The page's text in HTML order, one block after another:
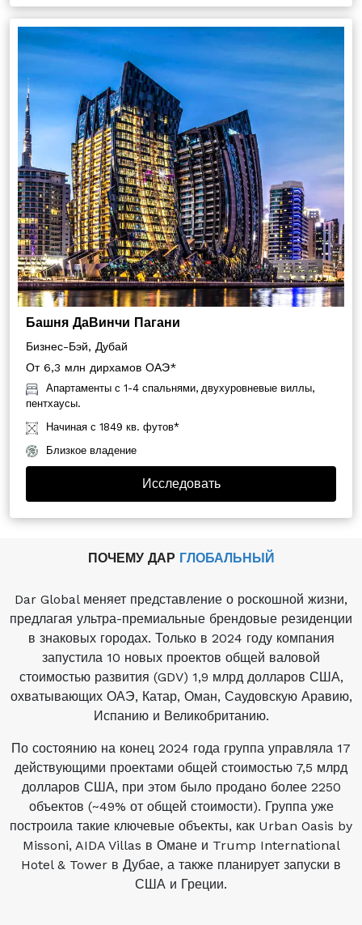
Башня ДаВинчи Пагани
Бизнес-Бэй, Дубай
От 6,3 млн дирхамов ОАЭ*
Апартаменты с 1-4 спальнями, двухуровневые виллы,
пентхаусы.
Начиная с 1849 кв. футов*
Близкое владение
Исследовать
ПОЧЕМУ ДАР ГЛОБАЛЬНЫЙ
Dar Global меняет представление о роскошной жизни,
предлагая ультра-премиальные брендовые резиденции
в знаковых городах. Только в 2024 году компания
запустила 10 новых проектов общей валовой
стоимостью развития (GDV) 1,9 млрд долларов США,
охватывающих ОАЭ, Катар, Оман, Саудовскую Аравию,
Испанию и Великобританию.
По состоянию на конец 2024 года группа управляла 17
действующими проектами общей стоимостью 7,5 млрд
долларов США, при этом было продано более 2250
объектов (~49% от общей стоимости). Группа уже
построила такие ключевые объекты, как Urban Oasis by
Missoni, AIDA Villas в Омане и Trump International
Hotel & Tower в Дубае, а также планирует запуски в
США и Греции.